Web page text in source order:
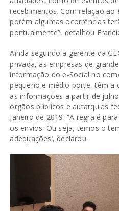
recebimentos. Com relação ao
porém algumas ocorrências
pontualmente”, detalhou
Ainda segundo a gerente da
privada, as empresas de
informação do e-Social no
pequeno e médio porte, têm a
as informações a partir de
órgãos públicos e autarquias
janeiro de 2019. “A regra é
os envios. Ou seja, temos o
adequações’, declarou.